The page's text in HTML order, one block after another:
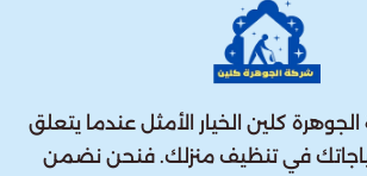
الجوهرة كلين الخيار الأمثل عندما يتعلق
في تنظيف منزلك. فنحن نضمن